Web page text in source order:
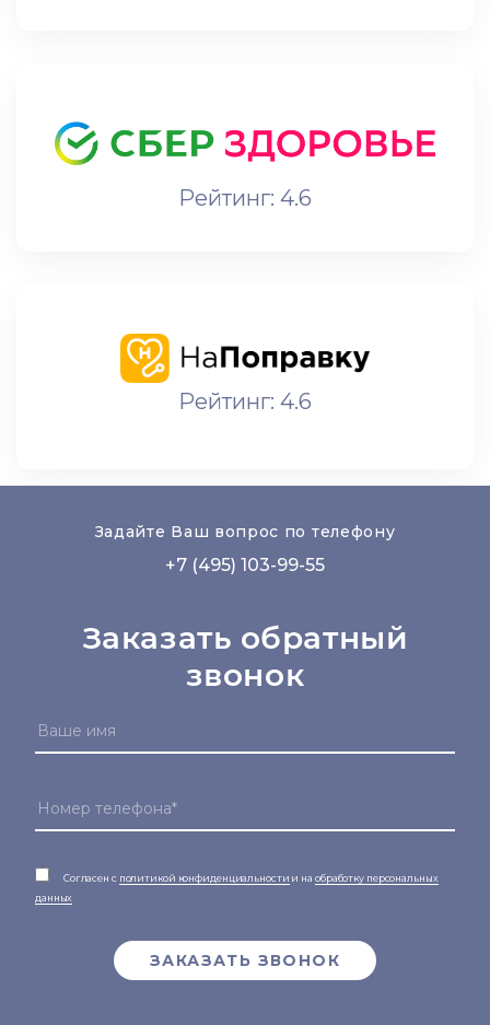
Рейтинг: 4.6
Рейтинг: 4.6
Задайте Ваш вопрос по телефону
+7 (495) 103-99-55
Заказать обратный
звонок
Согласен с политикой конфиденциальности и на обработку персональных
данных
ЗАКАЗАТЬ ЗВОНОК